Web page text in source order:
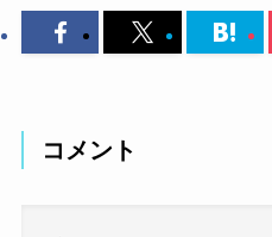
コメント